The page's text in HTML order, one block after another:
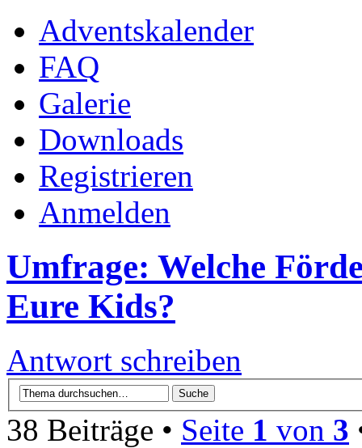
Adventskalender
FAQ
Galerie
Downloads
Registrieren
Anmelden
Umfrage: Welche
Eure Kids?
Antwort schreiben
38 Beiträge • Seite 1 von 3